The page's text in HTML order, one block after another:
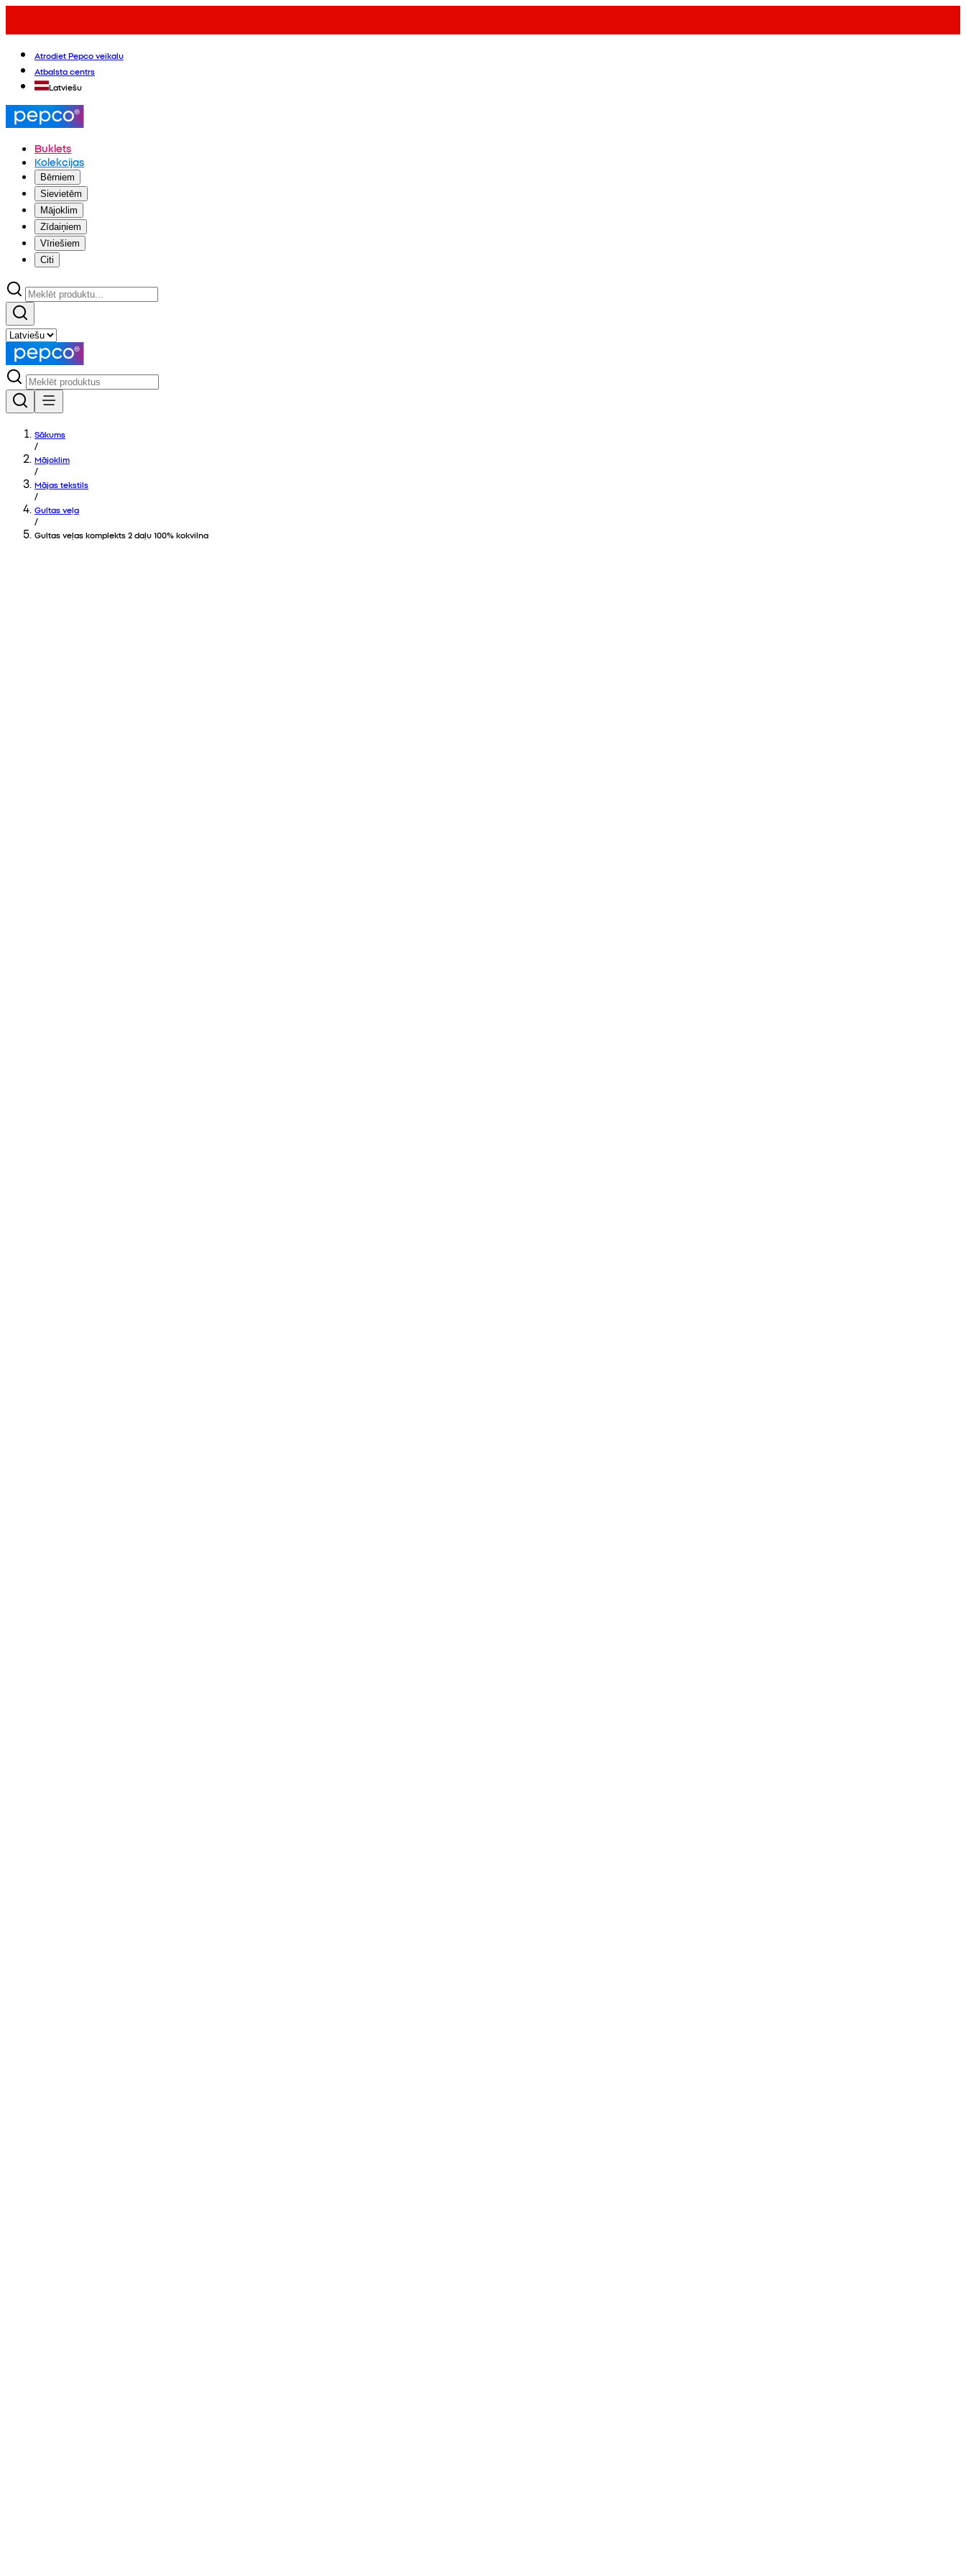
Atrodiet Pepco veikalu
Atbalsta centrs
Latviešu
Buklets
Kolekcijas
Bērniem
Sievietēm
Mājoklim
Zīdaiņiem
Vīriešiem
Citi
Sākums
/
Mājoklim
/
Mājas tekstils
/
Gultas veļa
/
Gultas veļas komplekts 2 daļu 100% kokvilna